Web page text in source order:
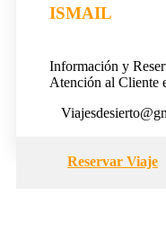
ISMAIL
Información y
Atención al Cliente
Reservar Viaje